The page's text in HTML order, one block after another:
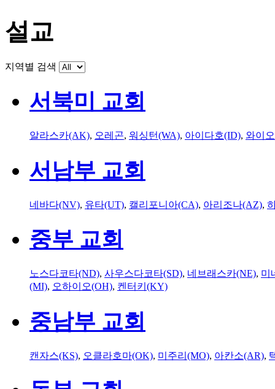
설교
지역별 검색
서북미 교회
알라스카(AK), 오레곤, 워싱턴(WA), 아이다호(ID), 와이
서남부 교회
네바다(NV), 유타(UT), 캘리포니아(CA), 아리조나(AZ),
중부 교회
노스다코타(ND), 사우스다코타(SD), 네브래스카(NE), 미
(MI), 오하이오(OH), 켄터키(KY)
중남부 교회
캔자스(KS), 오클라호마(OK), 미주리(MO), 아칸소(AR),